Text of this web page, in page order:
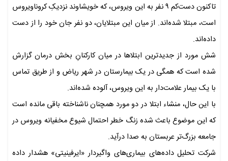
تاکنون دست‌کم ۹ نفر به این ویروس، که خویشاوند نزدیکِ کروناویروس
است، مبتلا شده‌اند. از میان این مبتلایان، دو نفر جان خود را از دست
داده‌اند.
شش مورد از جدیدترین ابتلاها در میان کارکنانِ بخش درمان گزارش
شده است که همگی در یک بیمارستان در شهر ریاض و از طریق تماس
با یک بیمار علامت‌دار به این ویروس، آلوده شده‌اند.
با این حال، منشاء ابتلا در دو مورد همچنان ناشناخته باقی مانده است
که این موضوع باعث شده زنگ خطر احتمال شیوع مخفیانه ویروس در
جامعه بزرگ‌تر عربستان به صدا درآید.
شرکت تحلیل داده‌های بیماری‌های واگیردار «ایرفینیتی» هشدار داده